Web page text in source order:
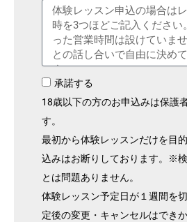
承諾する
18歳以下の方のお申込みは保護
す。
最初から体験レッスンだけを目
込みはお断りしております。※
とは問題ありません。
体験レッスン予定日が１週間を
定後の変更・キャンセルはできか